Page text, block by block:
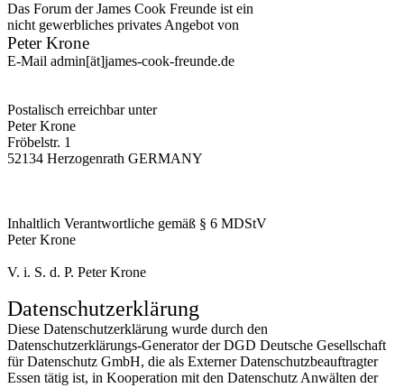
Das Forum der James Cook Freunde ist ein
nicht gewerbliches privates Angebot von
Peter Krone
E-Mail admin[ät]james-cook-freunde.de
Postalisch erreichbar unter
Peter Krone
Fröbelstr. 1
52134 Herzogenrath GERMANY
Inhaltlich Verantwortliche gemäß § 6 MDStV
Peter Krone
V. i. S. d. P. Peter Krone
Datenschutzerklärung
Diese Datenschutzerklärung wurde durch den
Datenschutzerklärungs-Generator der DGD Deutsche Gesellschaft
für Datenschutz GmbH, die als Externer Datenschutzbeauftragter
Essen tätig ist, in Kooperation mit den Datenschutz Anwälten der